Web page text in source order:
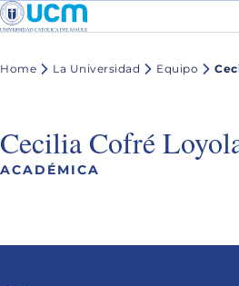
Home La Universidad Equipo
Cecilia Cofré
ACADÉMICA